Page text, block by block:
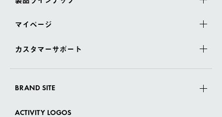
マイページ
カスタマーサポート
BRAND SITE
ACTIVITY LOGOS